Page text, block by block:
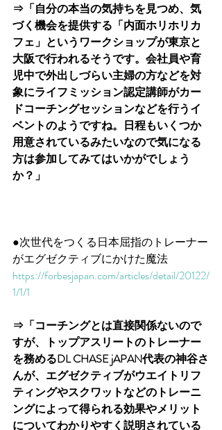
⇒「自分の本当の気持ちを見つめ、気
づく機会を提供する「内面ホリホリカ
フェ」というワークショップが東京と
大阪で行われるそうです。会社員や育
児中で外出しづらい主婦の方などを対
象にライフミッション認定講師がカー
ドコーチングセッションなどを行うイ
ベントのようですね。日程もいくつか
用意されているみたいなので気になる
方は参加してみてはいかがでしょう
か？」
●次世代をつくる日本屈指のトレーナー
がエグゼクティブにかけた魔法
https://forbesjapan.com/articles/detail/20122/
1/1/1
⇒「コーチングとは直接関係ないので
すが、トップアスリートのトレーナー
を務めるDL CHASE jAPAN代表の神谷さ
んが、エグゼクティブがウエイトリフ
ティングやスクワットなどのトレーニ
ングによって得られる効果やメリット
についてわかりやすく説明されている